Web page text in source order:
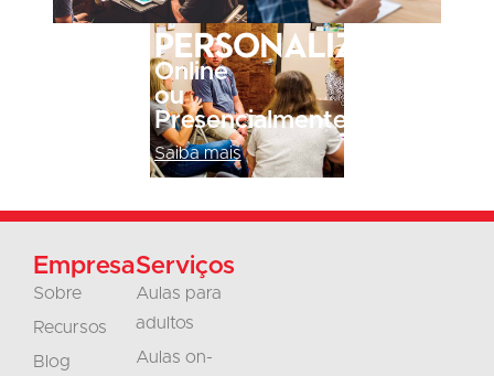
Personalizado
Online
ou
Presencialmente
Saiba mais
Empresa
Sobre
Recursos
Blog
Serviços
Aulas para
adultos
Aulas on-